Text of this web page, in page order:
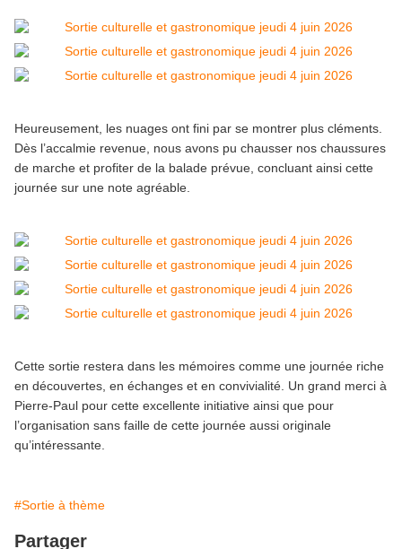
Heureusement, les nuages ont fini par se montrer plus cléments.
Dès l’accalmie revenue, nous avons pu chausser nos chaussures
de marche et profiter de la balade prévue, concluant ainsi cette
journée sur une note agréable.
Cette sortie restera dans les mémoires comme une journée riche
en découvertes, en échanges et en convivialité. Un grand merci à
Pierre-Paul pour cette excellente initiative ainsi que pour
l’organisation sans faille de cette journée aussi originale
qu’intéressante.
#Sortie à thème
Partager